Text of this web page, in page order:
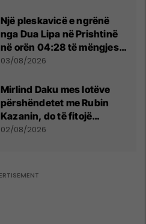
Një pleskavicë e ngrënë
nga Dua Lipa në Prishtinë
në orën 04:28 të mëngjesit
- dhe bota digjitale serbe
03/08/2026
Mirlind Daku mes lotëve
përshëndetet me Rubin
Kazanin, do të fitojë
miliona te Spartak Moska
02/08/2026